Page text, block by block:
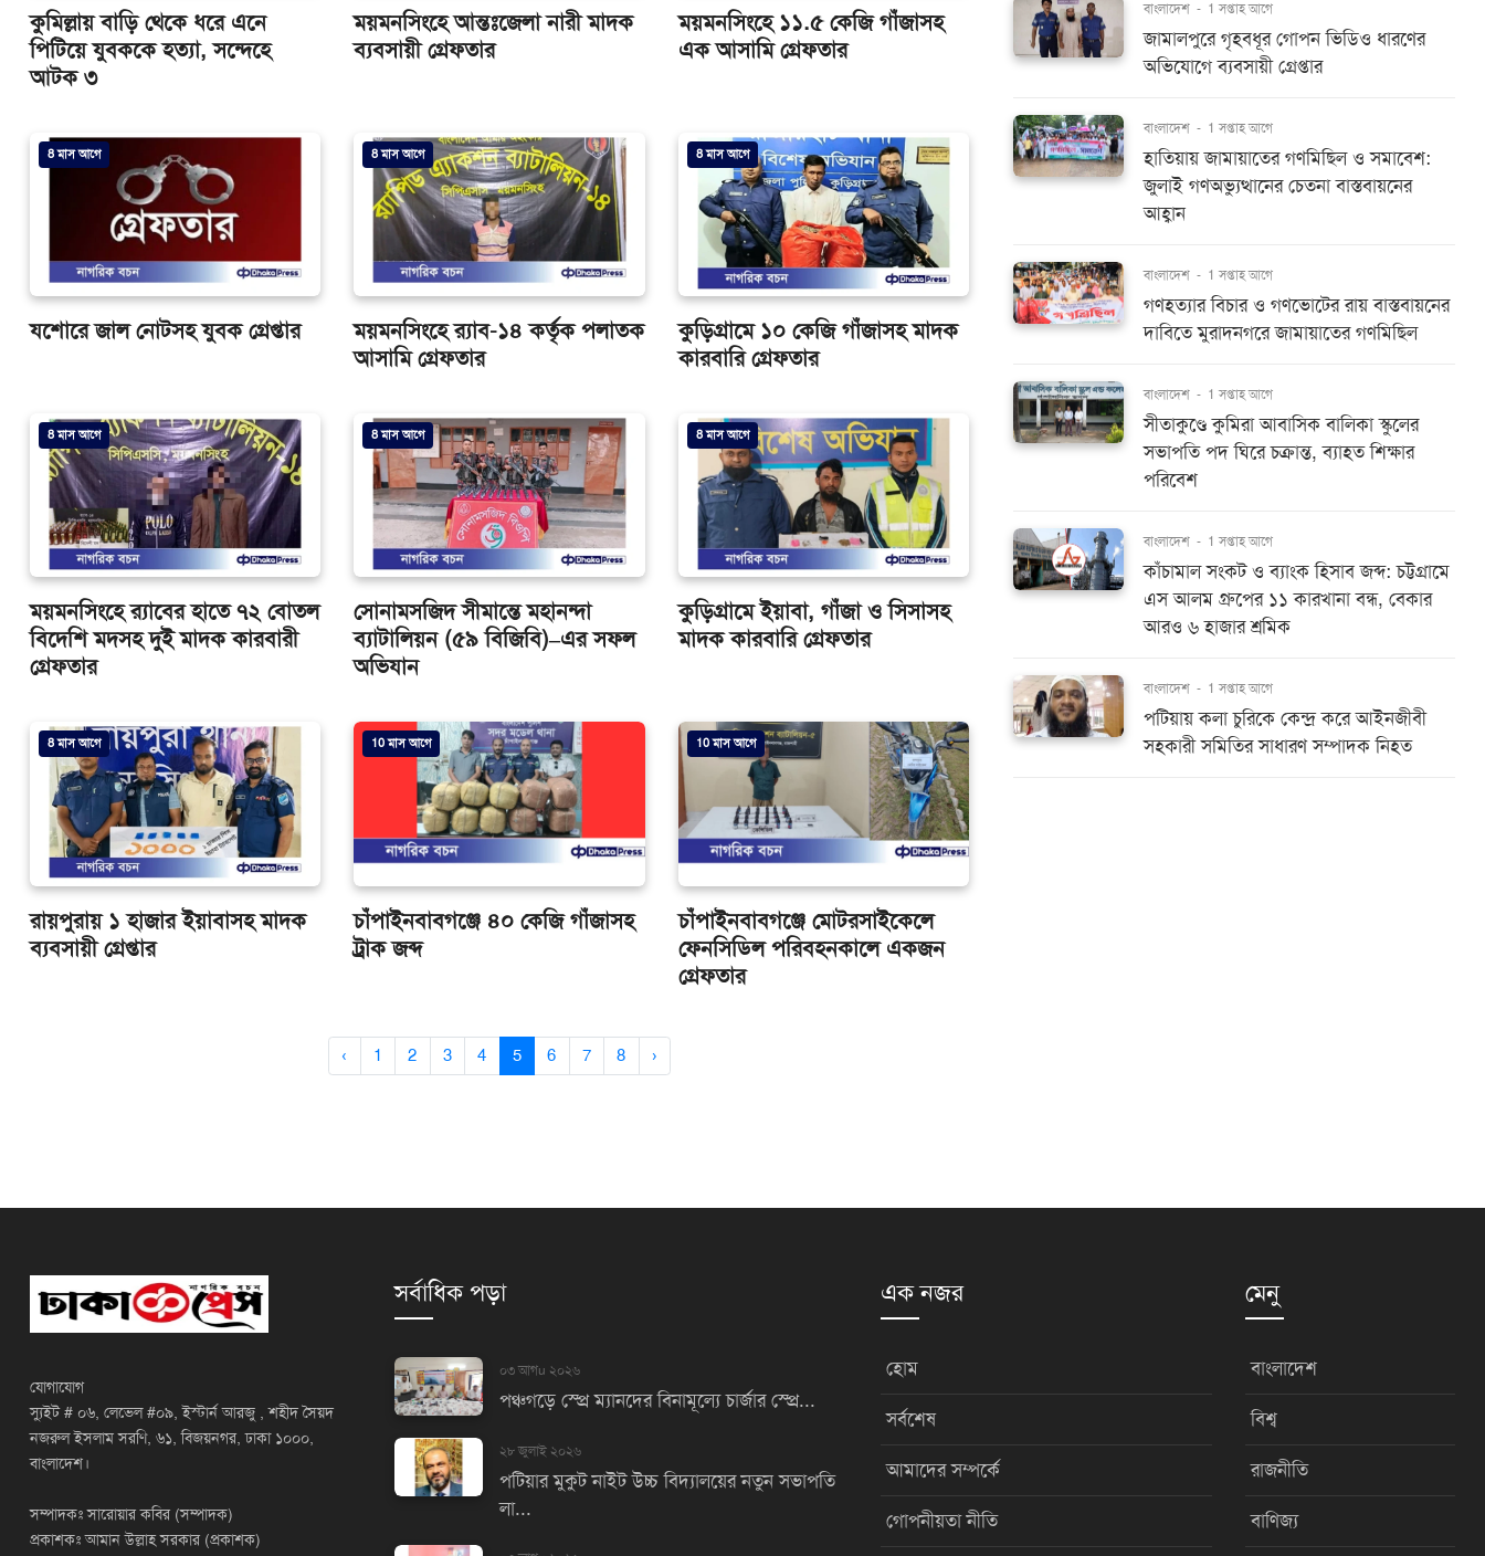
কুমিল্লায় বাড়ি থেকে ধরে এনে
পিটিয়ে যুবককে হত্যা, সন্দেহে
আটক ৩
ময়মনসিংহে আন্তঃজেলা নারী মাদক
ব্যবসায়ী গ্রেফতার
ময়মনসিংহে ১১.৫ কেজি গাঁজাসহ
এক আসামি গ্রেফতার
8 মাস আগে
যশোরে জাল নোটসহ যুবক গ্রেপ্তার
8 মাস আগে
ময়মনসিংহে র‍্যাব-১৪ কর্তৃক পলাতক
আসামি গ্রেফতার
8 মাস আগে
কুড়িগ্রামে ১০ কেজি গাঁজাসহ মাদক
কারবারি গ্রেফতার
8 মাস আগে
ময়মনসিংহে র‍্যাবের হাতে ৭২ বোতল
বিদেশি মদসহ দুই মাদক কারবারী
গ্রেফতার
8 মাস আগে
সোনামসজিদ সীমান্তে মহানন্দা
ব্যাটালিয়ন (৫৯ বিজিবি)–এর সফল
অভিযান
8 মাস আগে
কুড়িগ্রামে ইয়াবা, গাঁজা ও সিসাসহ
মাদক কারবারি গ্রেফতার
8 মাস আগে
রায়পুরায় ১ হাজার ইয়াবাসহ মাদক
ব্যবসায়ী গ্রেপ্তার
10 মাস আগে
চাঁপাইনবাবগঞ্জে ৪০ কেজি গাঁজাসহ
ট্রাক জব্দ
10 মাস আগে
চাঁপাইনবাবগঞ্জে মোটরসাইকেলে
ফেনসিডিল পরিবহনকালে একজন
গ্রেফতার
‹ 1 2 3 4 5 6 7 8 ›
বাংলাদেশ - 1 সপ্তাহ আগে
জামালপুরে গৃহবধূর গোপন ভিডিও ধারণের
অভিযোগে ব্যবসায়ী গ্রেপ্তার
বাংলাদেশ - 1 সপ্তাহ আগে
হাতিয়ায় জামায়াতের গণমিছিল ও সমাবেশ:
জুলাই গণঅভ্যুত্থানের চেতনা বাস্তবায়নের
আহ্বান
বাংলাদেশ - 1 সপ্তাহ আগে
গণহত্যার বিচার ও গণভোটের রায় বাস্তবায়নের
দাবিতে মুরাদনগরে জামায়াতের গণমিছিল
বাংলাদেশ - 1 সপ্তাহ আগে
সীতাকুণ্ডে কুমিরা আবাসিক বালিকা স্কুলের
সভাপতি পদ ঘিরে চক্রান্ত, ব্যাহত শিক্ষার
পরিবেশ
বাংলাদেশ - 1 সপ্তাহ আগে
কাঁচামাল সংকট ও ব্যাংক হিসাব জব্দ: চট্টগ্রামে
এস আলম গ্রুপের ১১ কারখানা বন্ধ, বেকার
আরও ৬ হাজার শ্রমিক
বাংলাদেশ - 1 সপ্তাহ আগে
পটিয়ায় কলা চুরিকে কেন্দ্র করে আইনজীবী
সহকারী সমিতির সাধারণ সম্পাদক নিহত
যোগাযোগ
স্যুইট # ০৬, লেভেল #০৯, ইস্টার্ন আরজু , শহীদ সৈয়দ
নজরুল ইসলাম সরণি, ৬১, বিজয়নগর, ঢাকা ১০০০,
বাংলাদেশ।
সম্পাদকঃ সারোয়ার কবির (সম্পাদক)
প্রকাশকঃ আমান উল্লাহ সরকার (প্রকাশক)
সর্বাধিক পড়া
০৩ আগu ২০২৬
পঞ্চগড়ে স্প্রে ম্যানদের বিনামূল্যে চার্জার স্প্রে...
২৮ জুলাই ২০২৬
পটিয়ার মুকুট নাইট উচ্চ বিদ্যালয়ের নতুন সভাপতি
লা...
এক নজর
হোম
সর্বশেষ
আমাদের সম্পর্কে
গোপনীয়তা নীতি
মেনু
বাংলাদেশ
বিশ্ব
রাজনীতি
বাণিজ্য